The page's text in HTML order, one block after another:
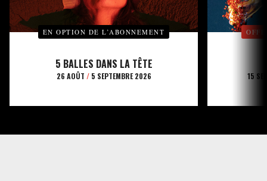
EN OPTION DE L’ABONNEMENT
5 BALLES DANS LA TÊTE
26 AOÛT /5 SEPTEMBRE 2026 15